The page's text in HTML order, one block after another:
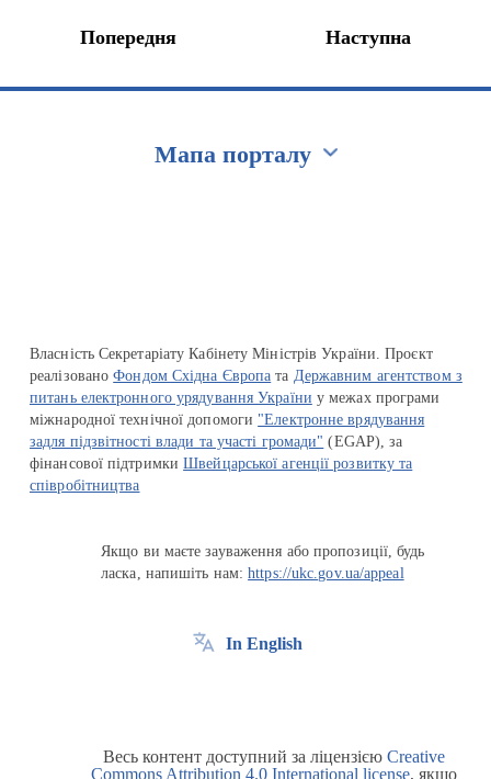
Попередня Наступна
Мапа порталу
Власність Секретаріату Кабінету Міністрів України. Проєкт
реалізованоФондом Східна Європа та Державним агентством з
питань електронного урядування України у межах програми
міжнародної технічної допомоги "Електронне врядування
задля підзвітності влади та участі громади" (EGAP), за
фінансової підтримкиШвейцарської агенції розвитку та
співробітництва
Якщо ви маєте зауваження або пропозиції, будь
ласка, напишіть нам:https://ukc.gov.ua/appeal
In English
Весь контент доступний за ліцензією Creative
Commons Attribution 4.0 International license, якщо